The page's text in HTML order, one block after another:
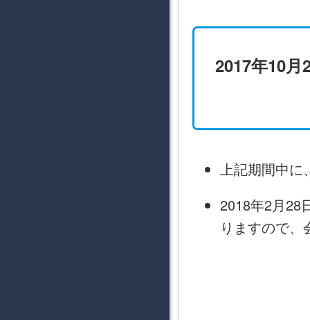
2017年10月
上記期間中に
2018年2月28
りますので